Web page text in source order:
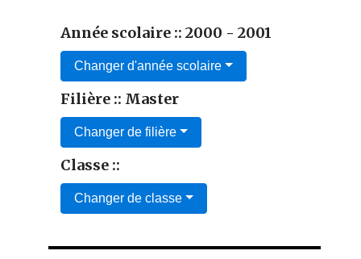
Année scolaire :: 2000 - 2001
Changer d'année scolaire
Filière :: Master
Changer de filière
Classe ::
Changer de classe